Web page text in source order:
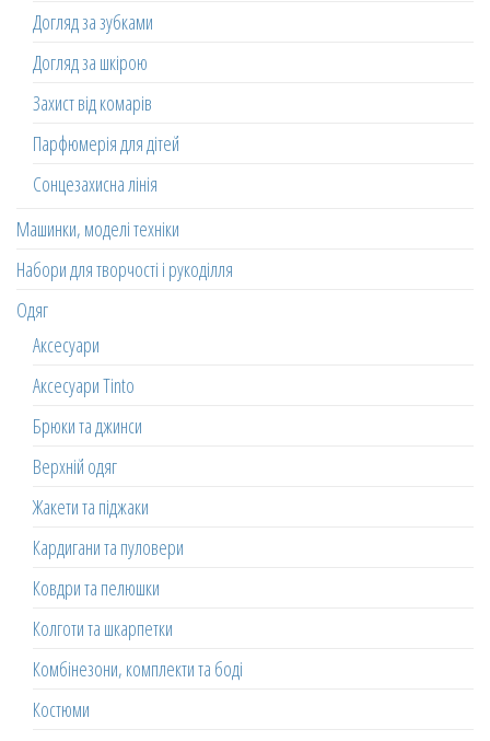
Догляд за зубками
Догляд за шкірою
Захист від комарів
Парфюмерія для дітей
Сонцезахисна лінія
Машинки, моделі техніки
Набори для творчості і рукоділля
Одяг
Аксесуари
Аксесуари Tinto
Брюки та джинси
Верхній одяг
Жакети та піджаки
Кардигани та пуловери
Ковдри та пелюшки
Колготи та шкарпетки
Комбінезони, комплекти та боді
Костюми